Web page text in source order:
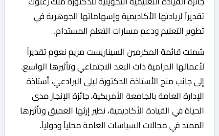
تقديراً لريادتها الأكاديمية وإسهاماتها الجوهرية في
تطوير التعليم ودعم مسارات التعلم المستدام.
شملت قائمة المكرمين السيناريست مريم نعوم تقديراً
لأعمالها الدرامية ذات البعد الاجتماعي وتأثيرها الواسع.
إلى جانب منح الأستاذة الدكتورة ليلى البرادعي، أستاذة
الإدارة العامة بالجامعة الأمريكية، جائزة الإنجاز مدى
الحياة في القيادة الأكاديمية، نظير إرثها العميق وتأثيرها
الممتد في مجالات السياسات العامة محلياً ودولياً.